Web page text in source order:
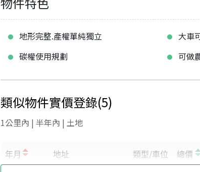
地形完整.產權單純獨立 大車
碳權使用規劃
可做
類似物件實價登錄(5)
1公里內 | 半年內 | 土地